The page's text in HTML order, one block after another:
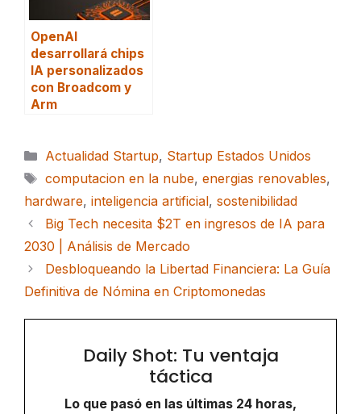
OpenAI
desarrollará chips
IA personalizados
con Broadcom y
Arm
Categorías
Actualidad Startup, Startup Estados Unidos
Etiquetas
computacion en la nube, energias renovables,
hardware, inteligencia artificial, sostenibilidad
Big Tech necesita $2T en ingresos de IA para
2030 | Análisis de Mercado
Desbloqueando la Libertad Financiera: La Guía
Definitiva de Nómina en Criptomonedas
Daily Shot: Tu ventaja
táctica
Lo que pasó en las últimas 24 horas,